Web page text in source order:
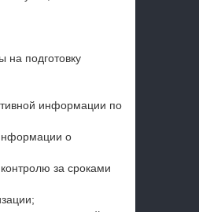
на подготовку
информации по
о
за сроками